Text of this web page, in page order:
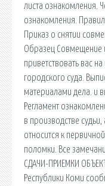
листа ознакомления.
ознакомления.
Приказ о снятии
Образец Совмещение
приветствовать вас
городского суда.
материалами дела. и
Регламент
в производстве
относится к
поломки. Все
СДАЧИ-ПРИЕМКИ
Республики Коми